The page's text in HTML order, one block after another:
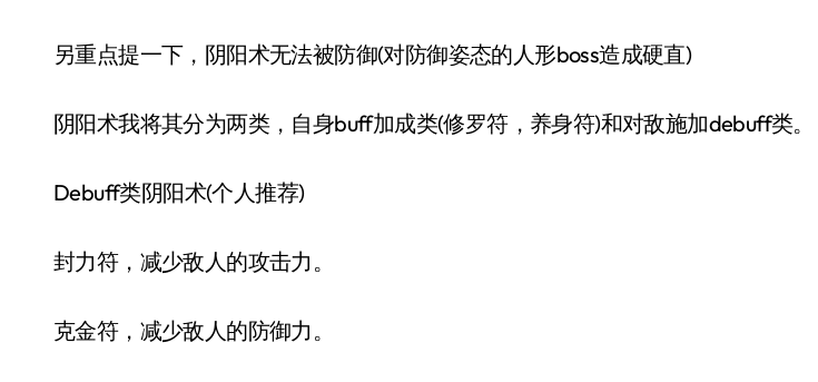
另重点提一下，阴阳术无法被防御(对防御姿态的人形boss造成硬直)
阴阳术我将其分为两类，自身buff加成类(修罗符，养身符)和对敌施加debuff类。
Debuff类阴阳术(个人推荐)
封力符，减少敌人的攻击力。
克金符，减少敌人的防御力。